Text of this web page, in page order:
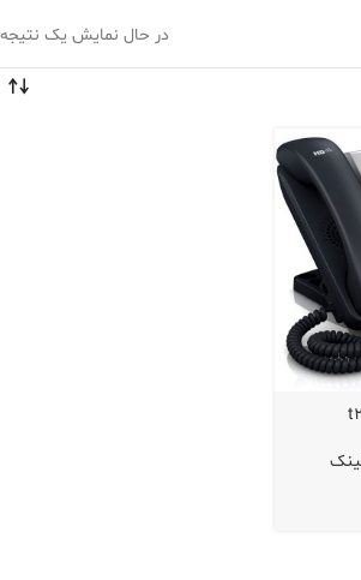
در حال نمایش یک نتیجه